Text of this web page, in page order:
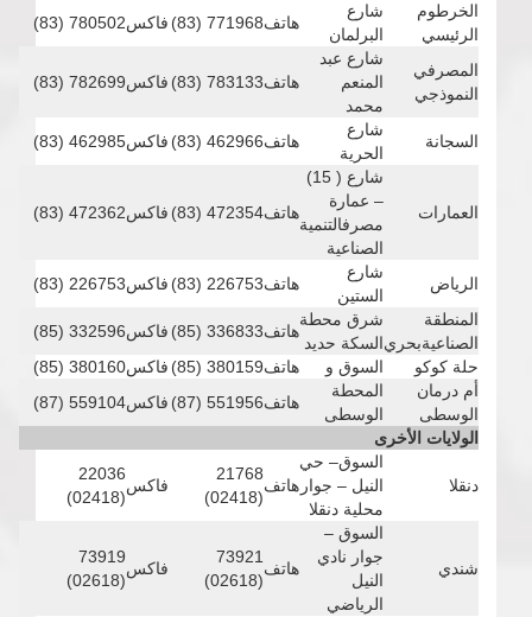
الخرطوم
الرئيسي
شارع
البرلمان
هاتف771968 (83) فاكس780502 (83)
المصرفي
النموذجي
شارع عبد
المنعم
محمد
هاتف783133 (83) فاكس782699 (83)
السجانة
شارع
الحرية
هاتف462966 (83) فاكس462985 (83)
العمارات
شارع ( 15)
– عمارة
مصرفالتنمية
الصناعية
هاتف472354 (83) فاكس472362 (83)
الرياض
شارع
الستين
هاتف226753 (83) فاكس226753 (83)
المنطقة
الصناعيةبحري
شرق محطة
السكة حديد
هاتف336833 (85) فاكس332596 (85)
حلة كوكو
السوق و هاتف380159 (85) فاكس380160 (85)
أم درمان
الوسطى
المحطة
الوسطى
هاتف551956 (87) فاكس559104 (87)
الولايات الأخرى
دنقلا
السوق– حي
النيل – جوار
محلية دنقلا
هاتف
21768
(02418)
فاكس
22036
(02418)
شندي
السوق –
جوار نادي
النيل
الرياضي
هاتف
73921
(02618)
فاكس
73919
(02618)